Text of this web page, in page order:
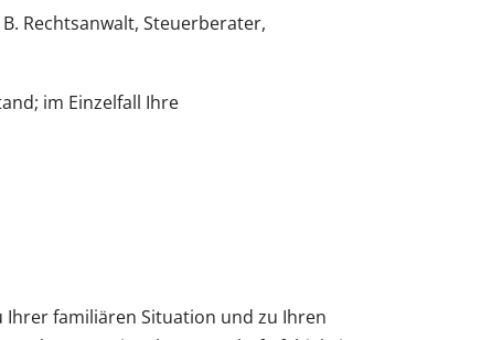
Rechtsanwalt, Steuerberater,
im Einzelfall Ihre
Ihrer familiären Situation und zu Ihren